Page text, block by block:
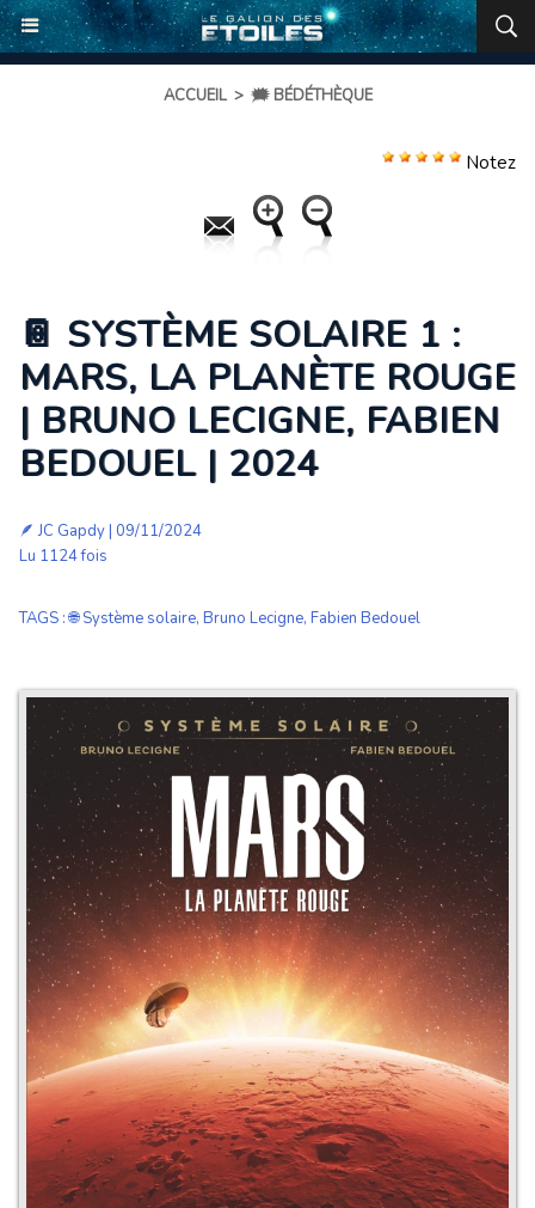
ACCUEIL > 🗯️ BÉDÉTHÈQUE
Notez
📔 SYSTÈME SOLAIRE 1 :
MARS, LA PLANÈTE ROUGE
| BRUNO LECIGNE, FABIEN
BEDOUEL | 2024
🪶JC Gapdy| 09/11/2024
Lu 1124 fois
TAGS :🌐 Système solaire, Bruno Lecigne, Fabien Bedouel